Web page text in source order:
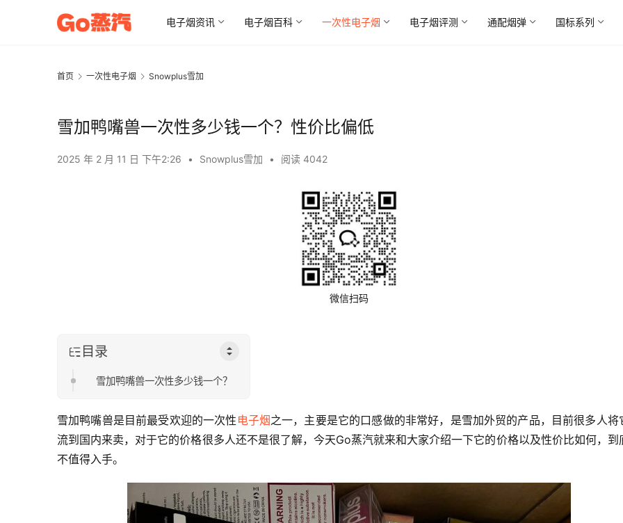
电子烟资讯 电子烟百科 一次性电子烟 电子烟评测 通配烟弹 国标系列
首页 一次性电子烟 Snowplus雪加
雪加鸭嘴兽一次性多少钱一个？性价比偏低
2025 年 2 月 11 日 下午2:26 • Snowplus雪加 • 阅读 4042
微信扫码
目录
雪加鸭嘴兽一次性多少钱一个？
雪加鸭嘴兽是目前最受欢迎的一次性 电子烟之一，主要是它的口感做的非常好，是雪加外贸的产品，目前很多人将
流到国内来卖，对于它的价格很多人还不是很了解，今天Go蒸汽就来和大家介绍一下它的价格以及性价比如何，到
不值得入手。